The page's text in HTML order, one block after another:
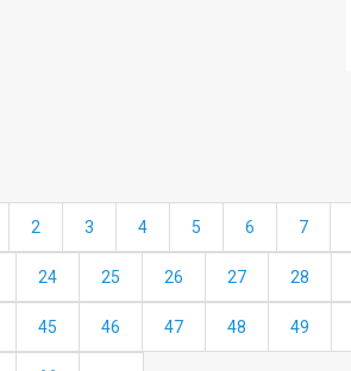
2 3 4 5 6 7
24 25 26 27 28
45 46 47 48 49